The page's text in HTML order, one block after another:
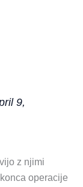
9,
z njimi
operacije